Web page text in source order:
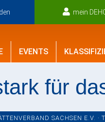
mein
EVENTS
für
SACHSEN E.V. ·